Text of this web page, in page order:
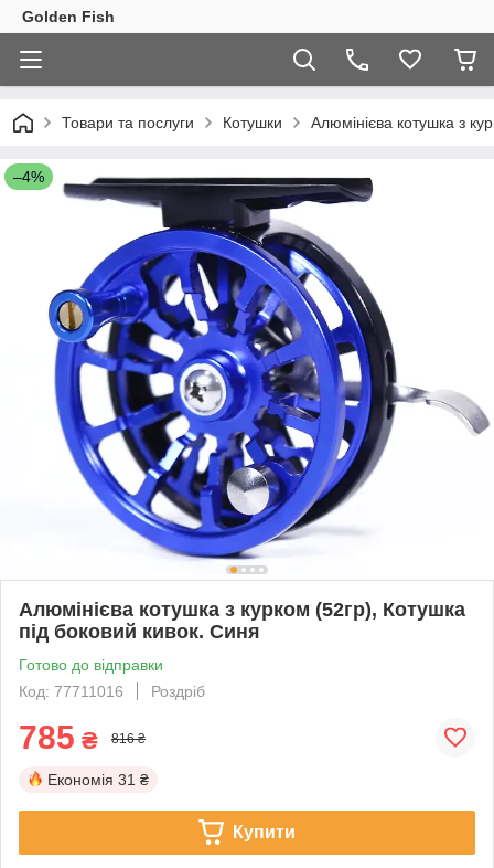
Golden Fish
Товари та послуги Котушки Алюмінієва котушка з
–4%
Алюмінієва котушка з курком (52гр), Котушка
під боковий кивок. Синя
Готово до відправки
Код: 77711016
Роздріб
785 ₴ 816 ₴
Економія 31 ₴
Купити